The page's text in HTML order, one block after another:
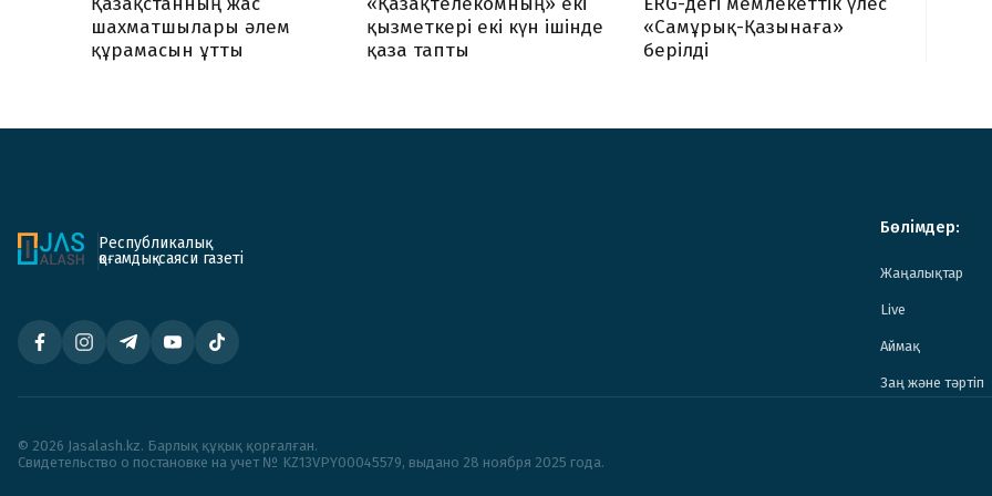
шахматшылары әлем
құрамасын ұтты
қызметкері екі күн ішінде
қаза тапты
«Самұрық-Қазынаға»
берілді
Республикалық
қоғамдық-саяси газеті
Бөлімдер:
Жаңалықтар
Live
Аймақ
Заң және тәртіп
© 2026 Jasalash.kz. Барлық құқық қорғалған.
Cвидетельство о постановке на учет № KZ13VPY00045579, выдано 28 ноября 2025 года.